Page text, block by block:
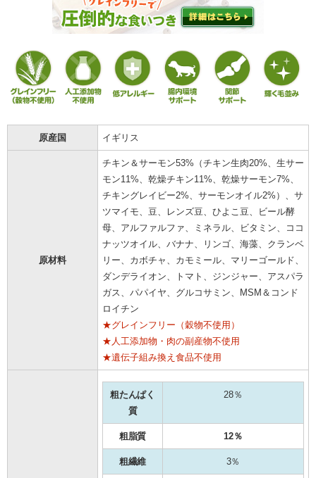
原産国 イギリス
原材料
チキン＆サーモン53%（チキン生肉20%、生サー
モン11%、乾燥チキン11%、乾燥サーモン7%、
チキングレイビー2%、サーモンオイル2%）、サ
ツマイモ、豆、レンズ豆、ひよこ豆、ビール酵
母、アルファルファ、ミネラル、ビタミン、ココ
ナッツオイル、バナナ、リンゴ、海藻、クランベ
リー、カボチャ、カモミール、マリーゴールド、
ダンデライオン、トマト、ジンジャー、アスパラ
ガス、パパイヤ、グルコサミン、MSM＆コンド
ロイチン
★グレインフリー（穀物不使用）
★人工添加物・肉の副産物不使用
★遺伝子組み換え食品不使用
粗たんぱく
質
28％
粗脂質 12％
粗繊維 3％